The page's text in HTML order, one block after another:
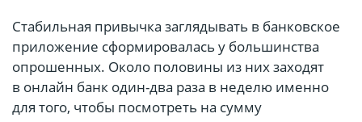
Стабильная привычка заглядывать в банковское
приложение сформировалась у большинства
опрошенных. Около половины из них заходят
в онлайн банк один-два раза в неделю именно
для того, чтобы посмотреть на сумму